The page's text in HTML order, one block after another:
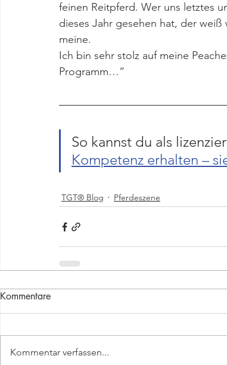
feinen Reitpferd. Wer uns letztes
dieses Jahr gesehen hat, der weiß
meine.
Ich bin sehr stolz auf meine
Programm…“
So kannst du als
Kompetenz erhalten –
TGT® Blog Pferdeszene
Kommentare
Kommentar verfassen...